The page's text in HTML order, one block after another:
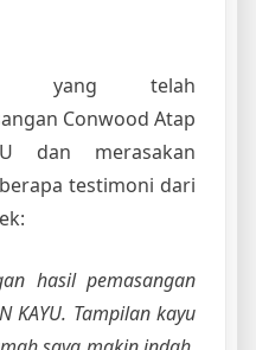
yang telah
Conwood Atap
dan merasakan
testimoni dari
hasil pemasangan
KAYU. Tampilan kayu